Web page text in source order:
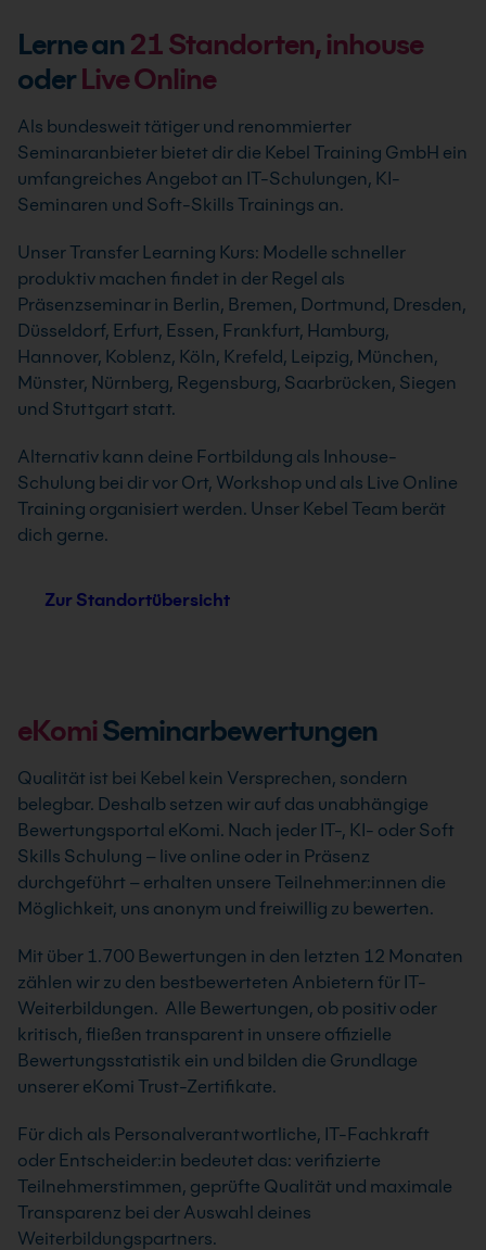
Lerne an 21Standorten, inhouse
oderLive Online
Als bundesweit tätiger und renommierter
Seminaranbieter bietet dir die Kebel Training GmbH ein
umfangreiches Angebot an IT-Schulungen, KI-
Seminaren und Soft-Skills Trainings an.
Unser Transfer Learning Kurs: Modelle schneller
produktiv machen findet in der Regel als
Präsenzseminar in Berlin, Bremen, Dortmund, Dresden,
Düsseldorf, Erfurt, Essen, Frankfurt, Hamburg,
Hannover, Koblenz, Köln, Krefeld, Leipzig, München,
Münster, Nürnberg, Regensburg, Saarbrücken, Siegen
und Stuttgart statt.
Alternativ kann deine Fortbildung als Inhouse-
Schulung bei dir vor Ort, Workshop und als Live Online
Training organisiert werden. Unser Kebel Team berät
dich gerne.
Zur Standortübersicht
eKomiSeminarbewertungen
Qualität ist bei Kebel kein Versprechen, sondern
belegbar. Deshalb setzen wir auf das unabhängige
Bewertungsportal eKomi. Nach jeder IT-, KI- oder Soft
Skills Schulung – live online oder in Präsenz
durchgeführt – erhalten unsere Teilnehmer:innen die
Möglichkeit, uns anonym und freiwillig zu bewerten.
Mit über 1.700 Bewertungen in den letzten 12 Monaten
zählen wir zu den bestbewerteten Anbietern für IT-
Weiterbildungen. Alle Bewertungen, ob positiv oder
kritisch, fließen transparent in unsere offizielle
Bewertungsstatistik ein und bilden die Grundlage
unserer eKomi Trust-Zertifikate.
Für dich als Personalverantwortliche, IT-Fachkraft
oder Entscheider:in bedeutet das: verifizierte
Teilnehmerstimmen, geprüfte Qualität und maximale
Transparenz bei der Auswahl deines
Weiterbildungspartners.